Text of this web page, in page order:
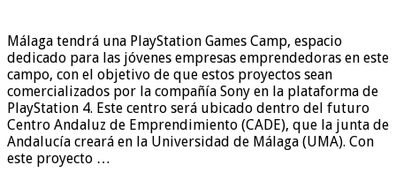
Málaga tendrá una PlayStation Games Camp, espacio
dedicado para las jóvenes empresas emprendedoras en este
campo, con el objetivo de que estos proyectos sean
comercializados por la compañía Sony en la plataforma de
PlayStation 4. Este centro será ubicado dentro del futuro
Centro Andaluz de Emprendimiento (CADE), que la junta de
Andalucía creará en la Universidad de Málaga (UMA). Con
este proyecto …